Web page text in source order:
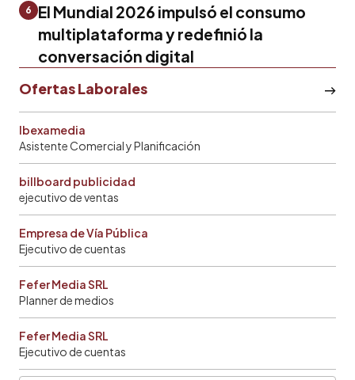
6
El Mundial 2026 impulsó el consumo
multiplataforma y redefinió la
conversación digital
Ofertas Laborales
Ibexamedia
Asistente Comercial y Planificación
billboard publicidad
ejecutivo de ventas
Empresa de Vía Pública
Ejecutivo de cuentas
Fefer Media SRL
Planner de medios
Fefer Media SRL
Ejecutivo de cuentas